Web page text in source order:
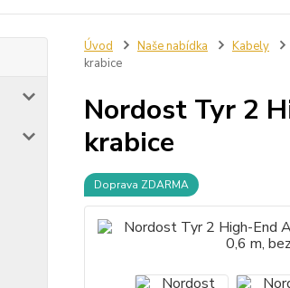
Úvod Naše nabídka Kabely
krabice
Nordost Tyr 2
krabice
Doprava ZDARMA